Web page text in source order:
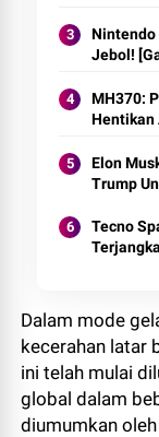
Nintendo
Jebol!
MH370:
Hentikan
Elon
Trump
Tecno
Dalam mode
kecerahan latar
ini telah mulai
global dalam
diumumkan